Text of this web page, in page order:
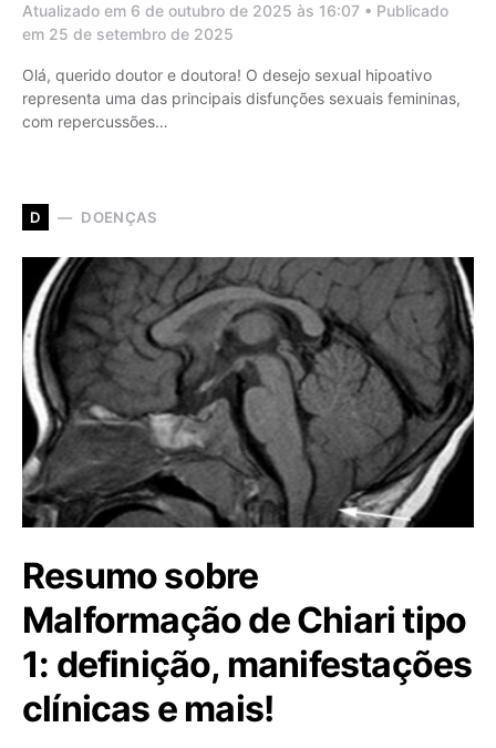
Atualizado em 6 de outubro de 2025 às 16:07 • Publicado
em 25 de setembro de 2025
Olá, querido doutor e doutora! O desejo sexual hipoativo
representa uma das principais disfunções sexuais femininas,
com repercussões…
D DOENÇAS
Resumo sobre
Malformação de Chiari tipo
1: definição, manifestações
clínicas e mais!